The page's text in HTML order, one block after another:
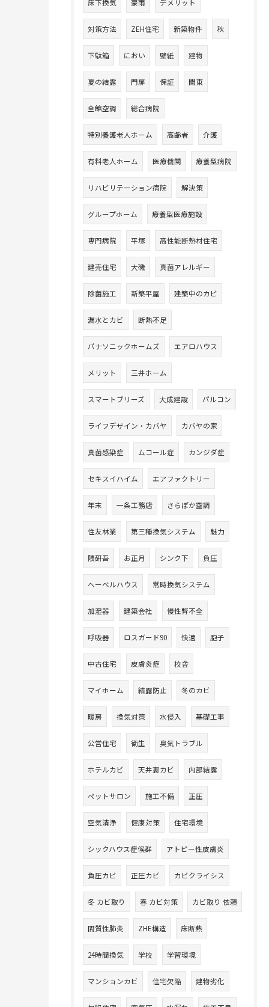
床下換気 豪雨 デメリット
対策方法 ZEH住宅 新築物件 秋
下駄箱 におい 壁紙 建物
夏の結露 門扉 保証 関東
全館空調 総合病院
特別養護老人ホーム 高齢者 介護
有料老人ホーム 医療機関 療養型病院
リハビリテーション病院 解決策
グループホーム 療養型医療施設
専門病院 平塚 高性能断熱材住宅
建売住宅 大磯 真菌アレルギー
除菌施工 新築平屋 建築中のカビ
漏水とカビ 断熱不足
パナソニックホームズ エアロハウス
メリット 三井ホーム
スマートブリーズ 大成建設 パルコン
ライフデザイン・カバヤ カバヤの家
真菌感染症 ムコール症 カンジダ症
セキスイハイム エアファクトリー
年末 一条工務店 さらぽか空調
住友林業 第三種換気システム 魅力
隈研吾 お正月 シンク下 負圧
へーベルハウス 常時換気システム
加湿器 建築会社 慢性腎不全
呼吸器 ロスガード90 快適 胞子
中古住宅 皮膚炎症 校舎
マイホーム 結露防止 冬のカビ
暖房 換気対策 水侵入 基礎工事
公営住宅 衛生 臭気トラブル
ホテルカビ 天井裏カビ 内部結露
ペットサロン 施工不備 正圧
空気清浄 健康対策 住宅環境
シックハウス症候群 アトピー性皮膚炎
負圧カビ 正圧カビ カビクライシス
冬 カビ取り 春 カビ対策 カビ取り 依頼
間質性肺炎 ZHE構造 床断熱
24時間換気 学校 学習環境
マンションカビ 住宅欠陥 建物劣化